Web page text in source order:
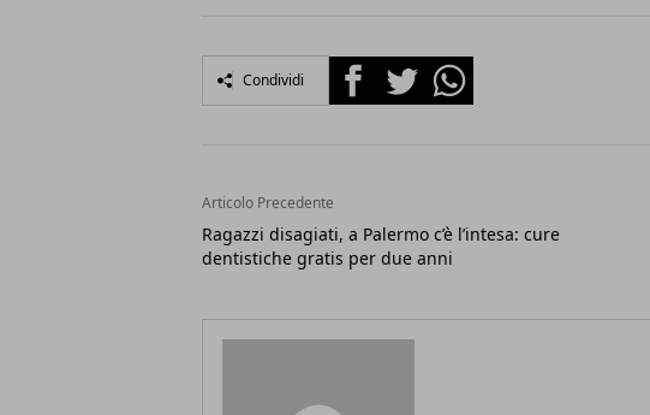
Condividi FacebookTwitterWhatsapp
Articolo Precedente
Ragazzi disagiati, a Palermo c’è l’intesa: cure
dentistiche gratis per due anni